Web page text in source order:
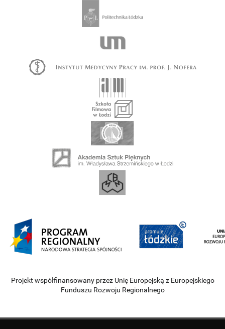
Projekt współfinansowany przez Unię Europejską z Europejskiego
Funduszu Rozwoju Regionalnego